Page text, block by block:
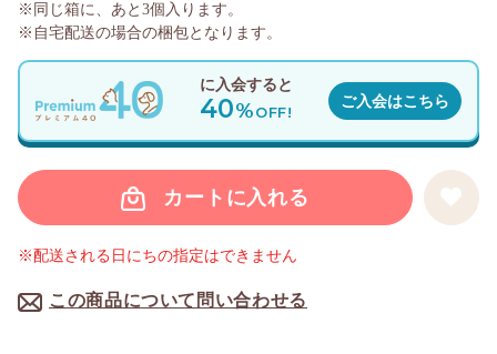
カートに入れる
この商品について問い合わせる
※配送される日にちの指定はできません
に入会すると
40%OFF!
ご入会はこちら
※同じ箱に、あと 3個入ります。
※自宅配送の場合の梱包となります。